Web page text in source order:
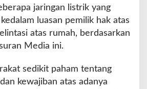
jaringan listrik yang
luasan pemilik hak atas
atas rumah, berdasarkan
Media ini.
sedikit paham tentang
kewajiban atas adanya